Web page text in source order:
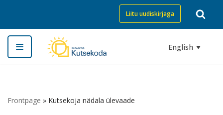
Skip
to
content
Liitu uudiskirjaga
English
Frontpage » Kutsekoja nädala ülevaade